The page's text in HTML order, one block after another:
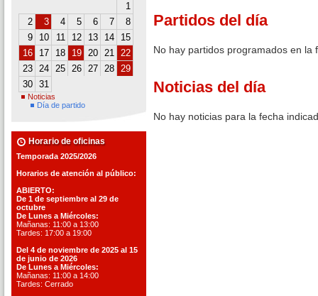
1
2
3 4 5 6 7
8
9
10 11 12 13 14
15
16
17 18 19 20 21 22
23 24 25 26 27 28 29
30 31
Noticias
Día de partido
Horario de oficinas
Temporada 2025/2026
Horarios de atención al público:
ABIERTO:
De 1 de septiembre al 29 de
octubre
De Lunes a Miércoles:
Mañanas: 11:00 a 13:00
Tardes: 17:00 a 19:00
Del 4 de noviembre de 2025 al 15
de junio de 2026
De Lunes a Miércoles:
Mañanas: 11:00 a 14:00
Tardes: Cerrado
Partidos del día
No hay partidos programados en la
Noticias del día
No hay noticias para la fecha